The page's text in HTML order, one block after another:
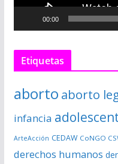
c
r
v
e
o
00:00
Etiquetas
aborto aborto
infancia
ArteAcción CEDAW CoNGO
derechos humanos